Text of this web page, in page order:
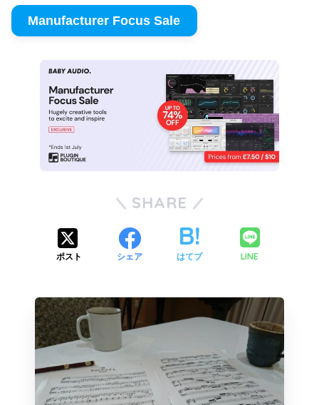
Manufacturer Focus Sale
SHARE
ポスト シェア はてブ LINE